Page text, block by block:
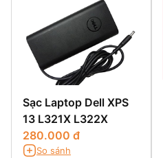
Sạc Laptop Dell XPS
13 L321X L322X
280.000 đ
So sánh